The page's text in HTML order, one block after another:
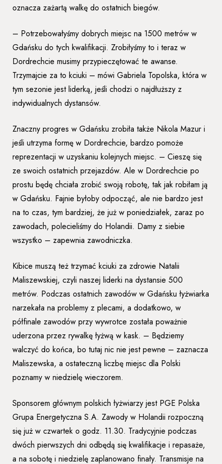
oznacza zażartą walkę do ostatnich biegów.
– Potrzebowałyśmy dobrych miejsc na 1500 metrów w
Gdańsku do tych kwalifikacji. Zrobiłyśmy to i teraz w
Dordrechcie musimy przypieczętować te awanse.
Trzymajcie za to kciuki – mówi Gabriela Topolska, która w
tym sezonie jest liderką, jeśli chodzi o najdłuższy z
indywidualnych dystansów.
Znaczny progres w Gdańsku zrobiła także Nikola Mazur i
jeśli utrzyma formę w Dordrechcie, bardzo pomoże
reprezentacji w uzyskaniu kolejnych miejsc. – Cieszę się
ze swoich ostatnich przejazdów. Ale w Dordrechcie po
prostu będę chciała zrobić swoją robotę, tak jak robiłam ją
w Gdańsku. Fajnie byłoby odpocząć, ale nie bardzo jest
na to czas, tym bardziej, że już w poniedziałek, zaraz po
zawodach, polecieliśmy do Holandii. Damy z siebie
wszystko – zapewnia zawodniczka.
Kibice muszą też trzymać kciuki za zdrowie Natalii
Maliszewskiej, czyli naszej liderki na dystansie 500
metrów. Podczas ostatnich zawodów w Gdańsku łyżwiarka
narzekała na problemy z plecami, a dodatkowo, w
półfinale zawodów przy wywrotce została poważnie
uderzona przez rywalkę łyżwą w kask. – Będziemy
walczyć do końca, bo tutaj nic nie jest pewne – zaznacza
Maliszewska, a ostateczną liczbę miejsc dla Polski
poznamy w niedzielę wieczorem.
Sponsorem głównym polskich łyżwiarzy jest PGE Polska
Grupa Energetyczna S.A. Zawody w Holandii rozpoczną
się już w czwartek o godz. 11.30. Tradycyjnie podczas
dwóch pierwszych dni odbędą się kwalifikacje i repasaże,
a na sobotę i niedzielę zaplanowano finały. Transmisje na